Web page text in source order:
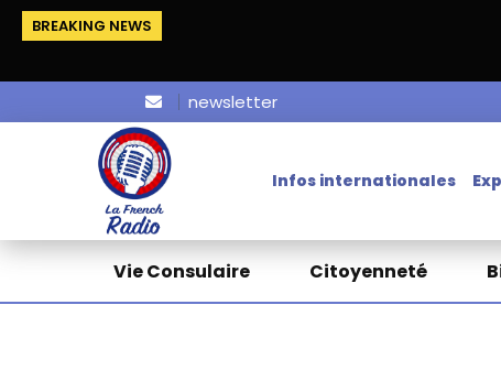
BREAKING NEWS
newsletter
Infos internationales
Vie Consulaire Citoyenneté